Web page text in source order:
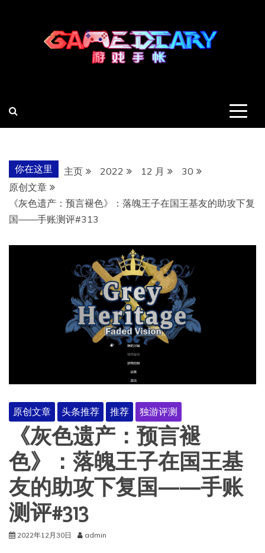
你在这里 主页 2022 12 月
30
原创文章
《灰色遗产：预言褪色》：落魄王子在国王基友的助攻下复
国——手账测评#313
原创文章 头条推荐 推荐 独游评测
《灰色遗产：预言褪
色》：落魄王子在国王基
友的助攻下复国——手账
测评#313
2022年12月30日 admin